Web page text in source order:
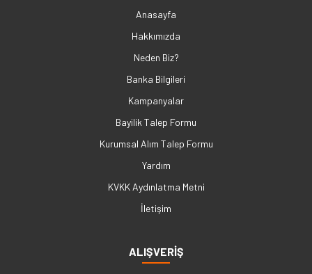
Anasayfa
Hakkımızda
Neden Biz?
Banka Bilgileri
Kampanyalar
Bayilik Talep Formu
Kurumsal Alım Talep Formu
Yardım
KVKK Aydınlatma Metni
İletişim
ALIŞVERİŞ